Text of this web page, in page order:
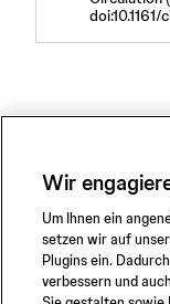
Wir
Um Ihnen ein
setzen wir auf
Plugins ein.
verbessern und